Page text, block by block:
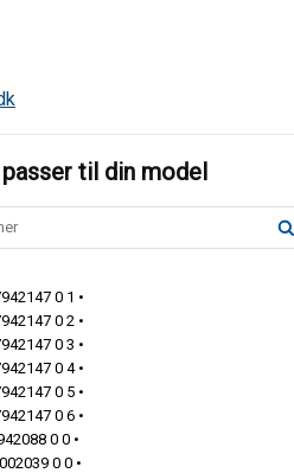
0 1 •
0 2 •
0 3 •
0 4 •
0 5 •
0 6 •
0 0 •
0 0 •